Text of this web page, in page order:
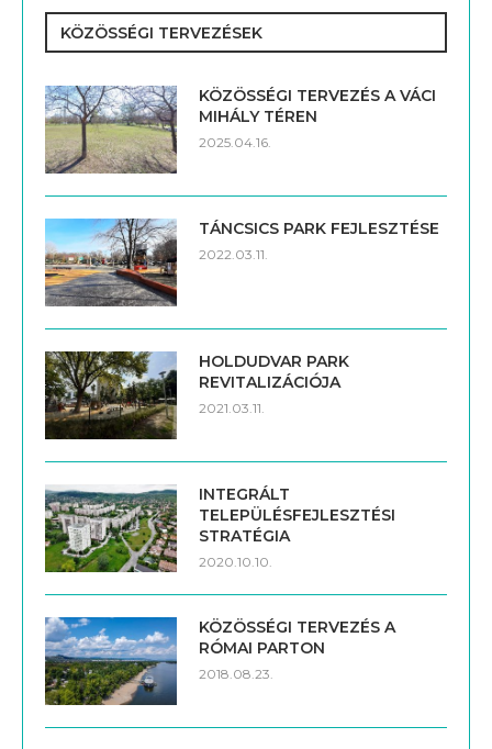
KÖZÖSSÉGI TERVEZÉSEK
KÖZÖSSÉGI TERVEZÉS A VÁCI
MIHÁLY TÉREN
2025.04.16.
TÁNCSICS PARK FEJLESZTÉSE
2022.03.11.
HOLDUDVAR PARK
REVITALIZÁCIÓJA
2021.03.11.
INTEGRÁLT
TELEPÜLÉSFEJLESZTÉSI
STRATÉGIA
2020.10.10.
KÖZÖSSÉGI TERVEZÉS A
RÓMAI PARTON
2018.08.23.